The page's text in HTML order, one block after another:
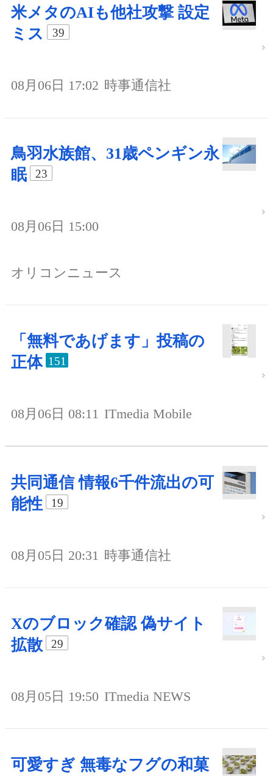
米メタのAIも他社攻撃 設定
ミス
39
08月06日 17:02 時事通信社
鳥羽水族館、31歳ペンギン永
眠
23
08月06日 15:00
オリコンニュース
「無料であげます」投稿の
正体 151
08月06日 08:11 ITmedia Mobile
共同通信 情報6千件流出の可
能性
19
08月05日 20:31 時事通信社
Xのブロック確認 偽サイト
拡散
29
08月05日 19:50 ITmedia NEWS
可愛すぎ 無毒なフグの和菓